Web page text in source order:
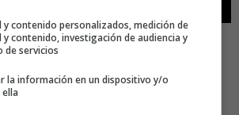
y contenido personalizados, medición de
y contenido, investigación de audiencia y
de servicios
la información en un dispositivo y/o